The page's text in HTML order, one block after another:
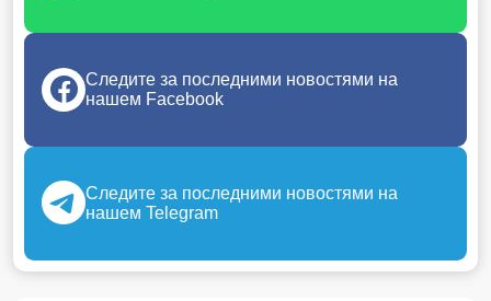
Следите за последними новостями на
нашем Facebook
Следите за последними новостями на
нашем Telegram